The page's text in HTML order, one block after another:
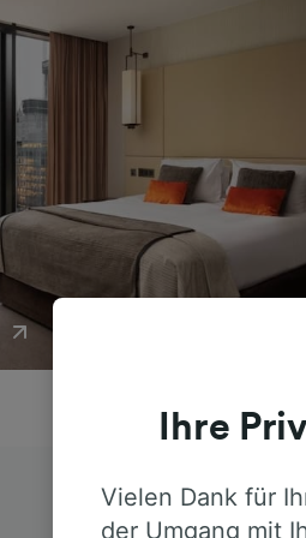
Die
Ihre
Vielen Dank für
der Umgang mit